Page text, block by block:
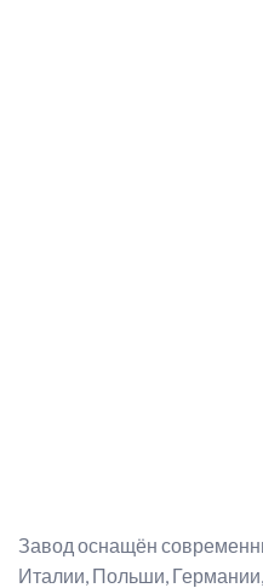
Завод оснащён
Италии, Польши,